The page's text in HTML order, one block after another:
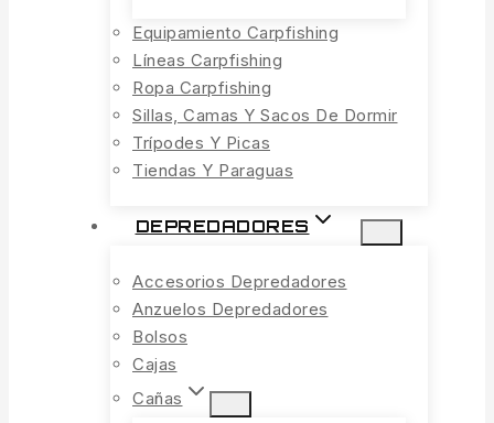
Equipamiento Carpfishing
Líneas Carpfishing
Ropa Carpfishing
Sillas, Camas Y Sacos De Dormir
Trípodes Y Picas
Tiendas Y Paraguas
DEPREDADORES
Accesorios Depredadores
Anzuelos Depredadores
Bolsos
Cajas
Cañas